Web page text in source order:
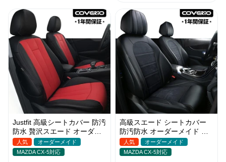
Justfit 高級シートカバー 防汚
防水 贅沢スエード オーダー
メイド オシャレ 全席セット
人気
オーダーメイド
MAZDA CX-5対応
高級スエード シートカバー
防汚防水 オーダーメイド 優
れた耐久性 オシャレ 全席セ
ット
人気
オーダーメイド
MAZDA CX-5対応